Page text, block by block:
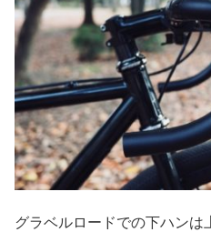
グラベルロードでの下ハン